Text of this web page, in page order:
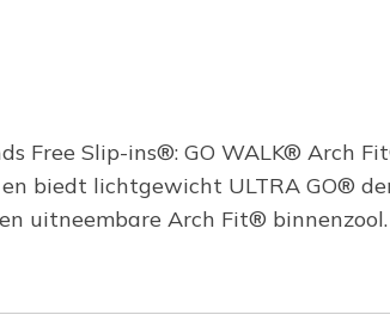
Free Slip-ins®: GO WALK® Arch
biedt lichtgewicht ULTRA GO®
uitneembare Arch Fit® binnenzool.